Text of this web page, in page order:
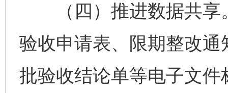
（四）推进数据共享
验收申请表、限期整改
批验收结论单等电子文